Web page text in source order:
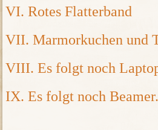
VI. Rotes Flatterband
VII. Marmorkuchen und
VIII. Es folgt noch
IX. Es folgt noch